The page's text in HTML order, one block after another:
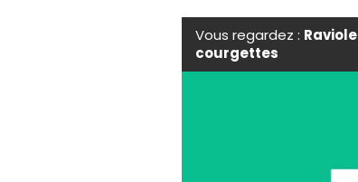
Vous regardez :
courgettes